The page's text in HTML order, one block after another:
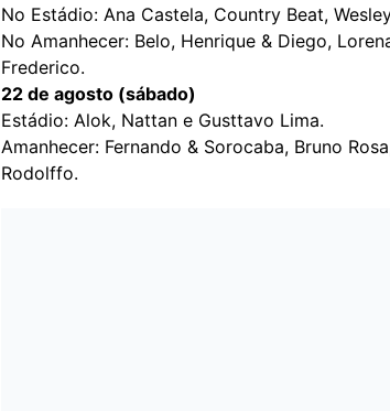
No Estádio: Ana Castela, Country Beat,
No Amanhecer: Belo, Henrique & Diego,
Frederico.
22 de agosto (sábado)
Estádio: Alok, Nattan e Gusttavo Lima.
Amanhecer: Fernando & Sorocaba, Bruno
Rodolffo.